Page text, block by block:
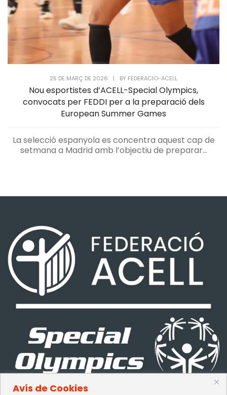
Avís de Cookies
25 DE MARÇ DE 2026 | BY FEDERACIO-ACELL
Nou esportistes d’ACELL-Special Olympics,
convocats per FEDDI per a la preparació dels
European Summer Games
La selecció espanyola es concentra aquest cap de
setmana a Madrid amb l’objectiu de preparar...